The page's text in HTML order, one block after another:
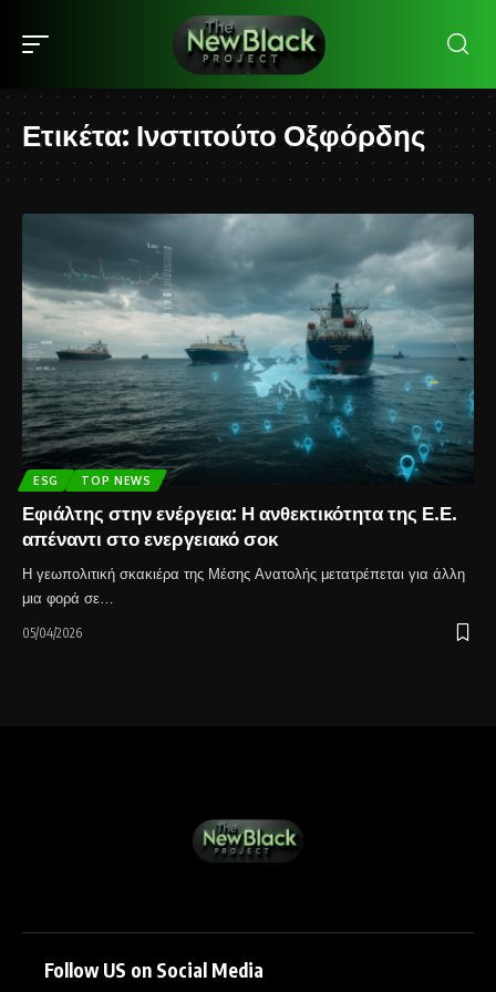
Ετικέτα: Ινστιτούτο Οξφόρδης
ESG TOP NEWS
Εφιάλτης στην ενέργεια: Η ανθεκτικότητα της Ε.Ε.
απέναντι στο ενεργειακό σοκ
Η γεωπολιτική σκακιέρα της Μέσης Ανατολής μετατρέπεται για άλλη
μια φορά σε…
05/04/2026
Follow US on Social Media